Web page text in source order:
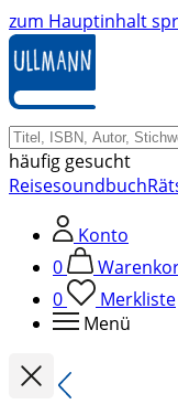
zum Hauptinhalt
häufig gesucht
Reisesoundbuch
Konto
0
0
Merkliste
Menü